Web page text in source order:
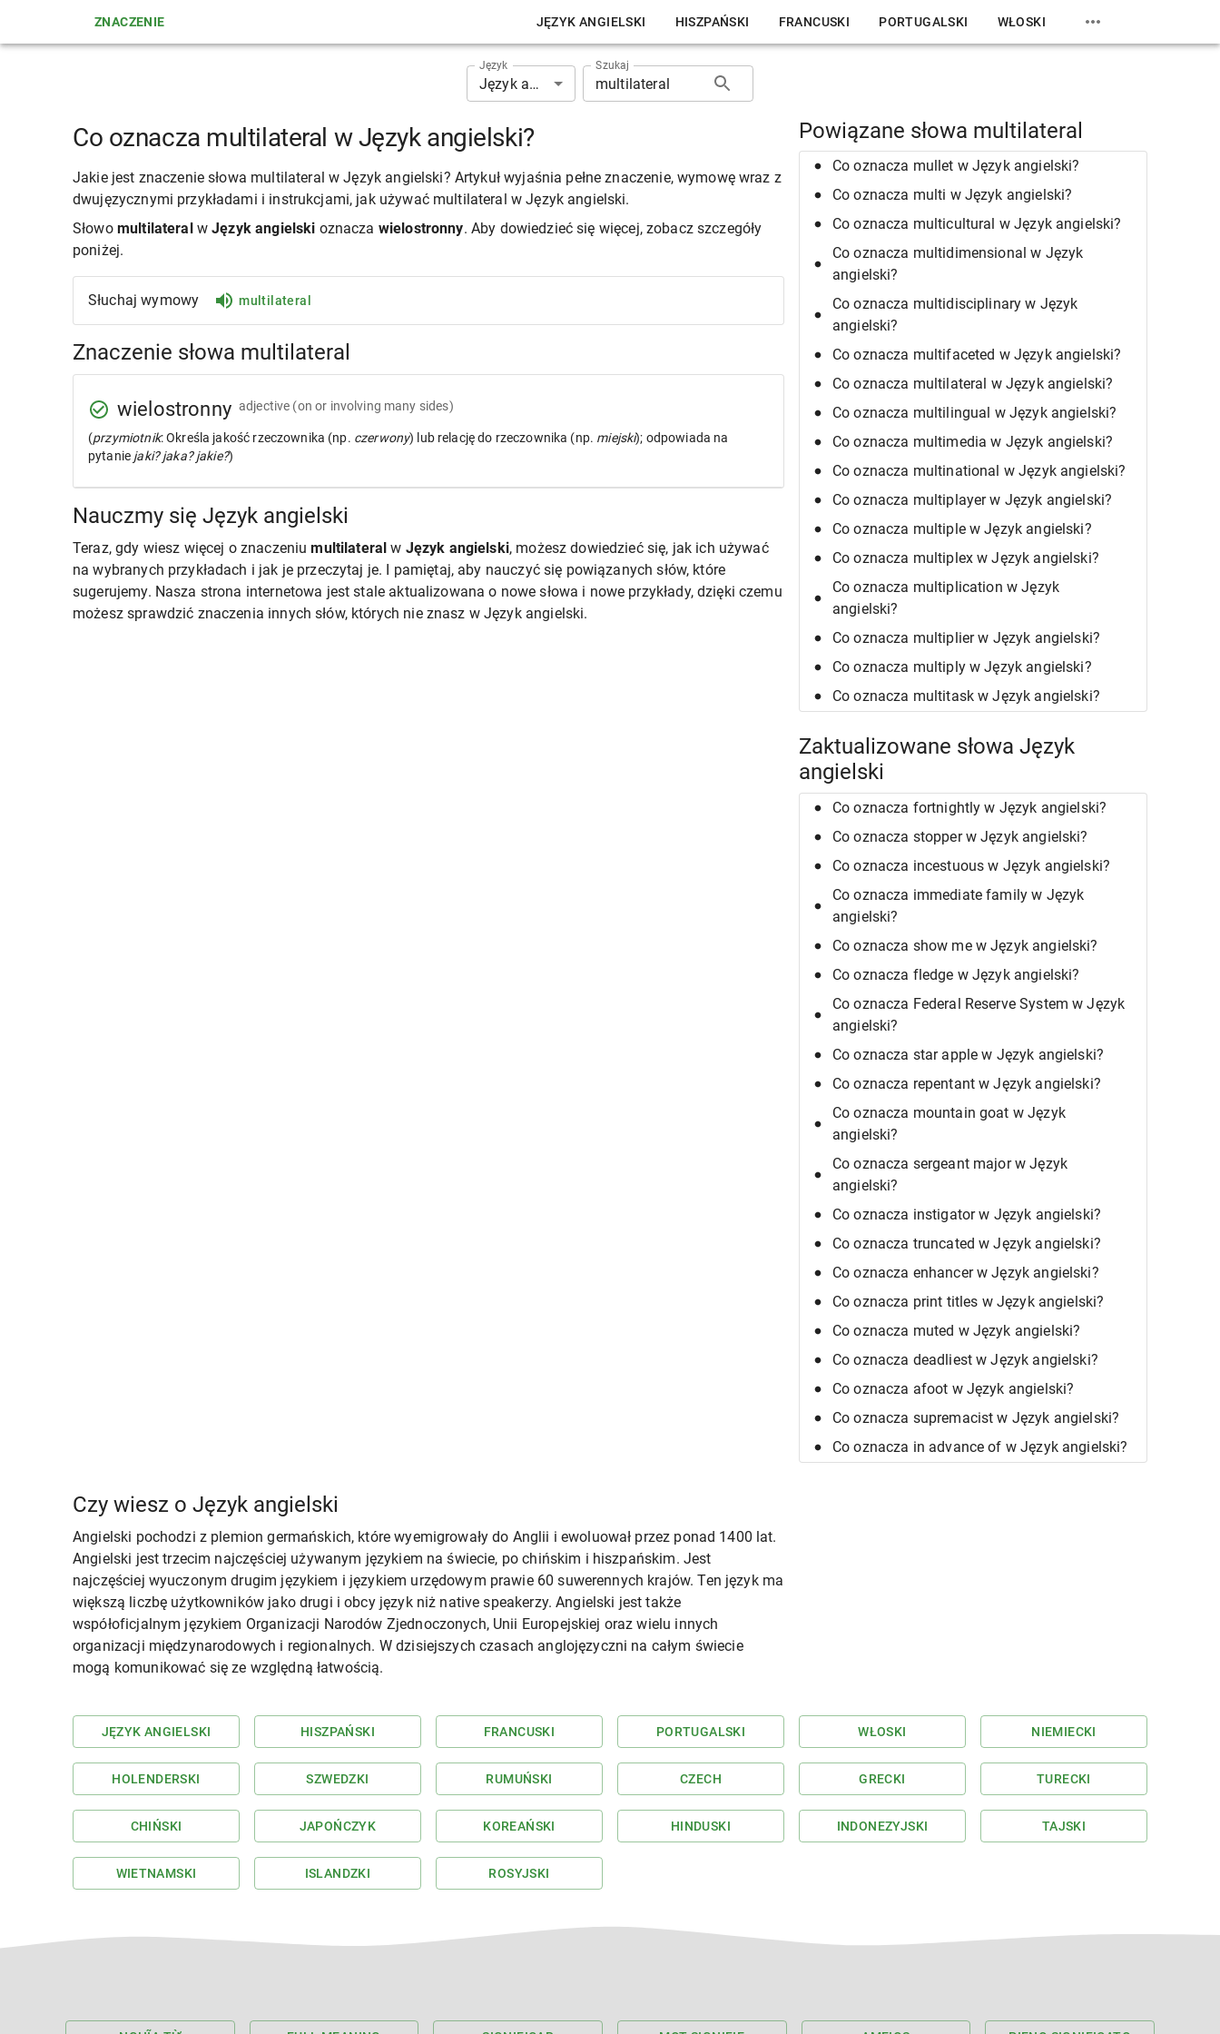
ZNACZENIE JĘZYK ANGIELSKI HISZPAŃSKI FRANCUSKI PORTUGALSKI WŁOSKI
Język
Język angielski
Szukaj
Co oznacza multilateral w Język angielski?
Jakie jest znaczenie słowa multilateral w Język angielski? Artykuł wyjaśnia pełne znaczenie, wymowę wraz z
dwujęzycznymi przykładami i instrukcjami, jak używać multilateral w Język angielski.
Słowo multilateralwJęzyk angielski oznacza wielostronny. Aby dowiedzieć się więcej, zobacz szczegóły
poniżej.
Słuchaj wymowy multilateral
Znaczenie słowa multilateral
wielostronny adjective (on or involving many sides)
(przymiotnik: Określa jakość rzeczownika (np. czerwony) lub relację do rzeczownika (np. miejski); odpowiada na
pytanie jaki? jaka? jakie?)
Nauczmy się Język angielski
Teraz, gdy wiesz więcej o znaczeniumultilateral w Język angielski, możesz dowiedzieć się, jak ich używać
na wybranych przykładach i jak je przeczytaj je. I pamiętaj, aby nauczyć się powiązanych słów, które
sugerujemy. Nasza strona internetowa jest stale aktualizowana o nowe słowa i nowe przykłady, dzięki czemu
możesz sprawdzić znaczenia innych słów, których nie znasz w Język angielski.
Powiązane słowa multilateral
Co oznacza mullet w Język angielski?
Co oznacza multi w Język angielski?
Co oznacza multicultural w Język angielski?
Co oznacza multidimensional w Język
angielski?
Co oznacza multidisciplinary w Język
angielski?
Co oznacza multifaceted w Język angielski?
Co oznacza multilateral w Język angielski?
Co oznacza multilingual w Język angielski?
Co oznacza multimedia w Język angielski?
Co oznacza multinational w Język angielski?
Co oznacza multiplayer w Język angielski?
Co oznacza multiple w Język angielski?
Co oznacza multiplex w Język angielski?
Co oznacza multiplication w Język
angielski?
Co oznacza multiplier w Język angielski?
Co oznacza multiply w Język angielski?
Co oznacza multitask w Język angielski?
Zaktualizowane słowa Język
angielski
Co oznacza fortnightly w Język angielski?
Co oznacza stopper w Język angielski?
Co oznacza incestuous w Język angielski?
Co oznacza immediate family w Język
angielski?
Co oznacza show me w Język angielski?
Co oznacza fledge w Język angielski?
Co oznacza Federal Reserve System w Język
angielski?
Co oznacza star apple w Język angielski?
Co oznacza repentant w Język angielski?
Co oznacza mountain goat w Język
angielski?
Co oznacza sergeant major w Język
angielski?
Co oznacza instigator w Język angielski?
Co oznacza truncated w Język angielski?
Co oznacza enhancer w Język angielski?
Co oznacza print titles w Język angielski?
Co oznacza muted w Język angielski?
Co oznacza deadliest w Język angielski?
Co oznacza afoot w Język angielski?
Co oznacza supremacist w Język angielski?
Co oznacza in advance of w Język angielski?
Czy wiesz o Język angielski
Angielski pochodzi z plemion germańskich, które wyemigrowały do Anglii i ewoluował przez ponad 1400 lat.
Angielski jest trzecim najczęściej używanym językiem na świecie, po chińskim i hiszpańskim. Jest
najczęściej wyuczonym drugim językiem i językiem urzędowym prawie 60 suwerennych krajów. Ten język ma
większą liczbę użytkowników jako drugi i obcy język niż native speakerzy. Angielski jest także
współoficjalnym językiem Organizacji Narodów Zjednoczonych, Unii Europejskiej oraz wielu innych
organizacji międzynarodowych i regionalnych. W dzisiejszych czasach anglojęzyczni na całym świecie
mogą komunikować się ze względną łatwością.
JĘZYK ANGIELSKI HISZPAŃSKI FRANCUSKI PORTUGALSKI WŁOSKI NIEMIECKI
HOLENDERSKI SZWEDZKI RUMUŃSKI CZECH GRECKI TURECKI
CHIŃSKI JAPOŃCZYK KOREAŃSKI HINDUSKI INDONEZYJSKI TAJSKI
WIETNAMSKI ISLANDZKI ROSYJSKI